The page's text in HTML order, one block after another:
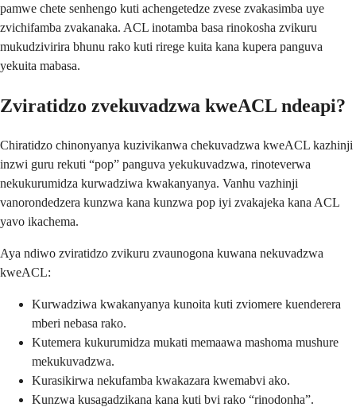
pamwe chete senhengo kuti achengetedze zvese zvakasimba uye
zvichifamba zvakanaka. ACL inotamba basa rinokosha zvikuru
mukudzivirira bhunu rako kuti rirege kuita kana kupera panguva
yekuita mabasa.
Zviratidzo zvekuvadzwa kweACL ndeapi?
Chiratidzo chinonyanya kuzivikanwa chekuvadzwa kweACL kazhinji
inzwi guru rekuti “pop” panguva yekukuvadzwa, rinoteverwa
nekukurumidza kurwadziwa kwakanyanya. Vanhu vazhinji
vanorondedzera kunzwa kana kunzwa pop iyi zvakajeka kana ACL
yavo ikachema.
Aya ndiwo zviratidzo zvikuru zvaunogona kuwana nekuvadzwa
kweACL:
Kurwadziwa kwakanyanya kunoita kuti zviomere kuenderera
mberi nebasa rako.
Kutemera kukurumidza mukati memaawa mashoma mushure
mekukuvadzwa.
Kurasikirwa nekufamba kwakazara kwemabvi ako.
Kunzwa kusagadzikana kana kuti bvi rako “rinodonha”.